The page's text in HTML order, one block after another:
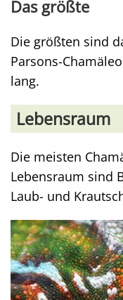
Das größte
Die größten sind
Parsons-
lang.
Lebensraum
Die meisten
Lebensraum sind
Laub- und